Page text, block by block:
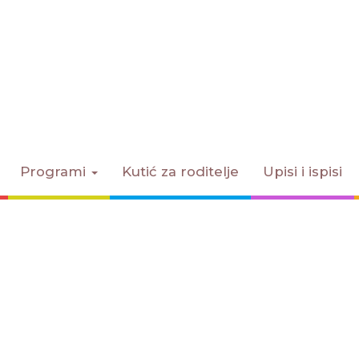
Programi Kutić za roditelje Upisi i ispisi